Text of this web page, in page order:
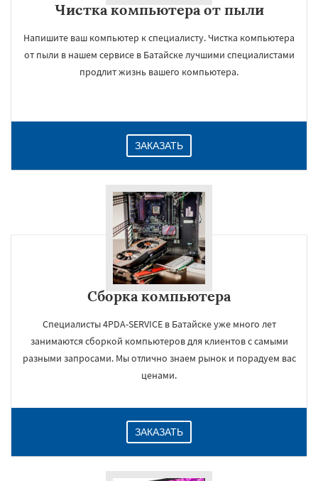
Чистка компьютера от пыли
Напишите ваш компьютер к специалисту. Чистка компьютера
от пыли в нашем сервисе в Батайске лучшими специалистами
продлит жизнь вашего компьютера.
ЗАКАЗАТЬ
Сборка компьютера
Специалисты 4PDA-SERVICE в Батайске уже много лет
занимаются сборкой компьютеров для клиентов с самыми
разными запросами. Мы отлично знаем рынок и порадуем вас
ценами.
ЗАКАЗАТЬ